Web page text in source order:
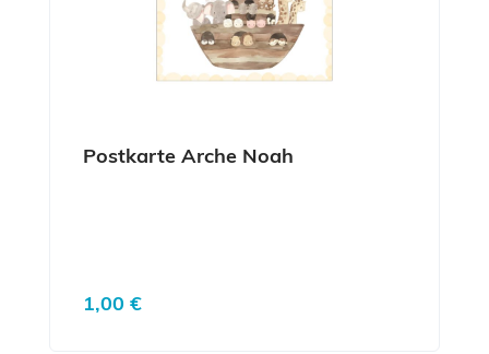
Postkarte Arche Noah
Regulärer Preis:
1,00 €